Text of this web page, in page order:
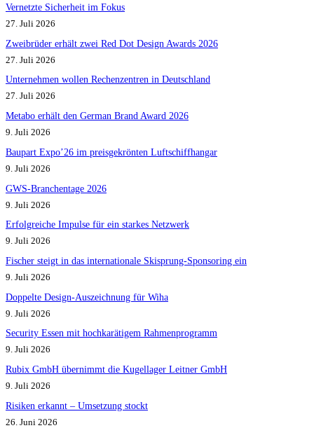
Vernetzte Sicherheit im Fokus
27. Juli 2026
Zweibrüder erhält zwei Red Dot Design Awards 2026
27. Juli 2026
Unternehmen wollen Rechenzentren in Deutschland
27. Juli 2026
Metabo erhält den German Brand Award 2026
9. Juli 2026
Baupart Expo’26 im preisgekrönten Luftschiffhangar
9. Juli 2026
GWS-Branchentage 2026
9. Juli 2026
Erfolgreiche Impulse für ein starkes Netzwerk
9. Juli 2026
Fischer steigt in das internationale Skisprung-Sponsoring ein
9. Juli 2026
Doppelte Design-Auszeichnung für Wiha
9. Juli 2026
Security Essen mit hochkarätigem Rahmenprogramm
9. Juli 2026
Rubix GmbH übernimmt die Kugellager Leitner GmbH
9. Juli 2026
Risiken erkannt – Umsetzung stockt
26. Juni 2026